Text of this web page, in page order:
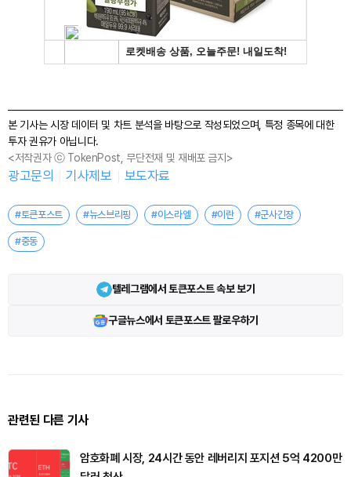
본 기사는 시장 데이터 및 차트 분석을 바탕으로 작성되었으며, 특정 종목에 대한
투자 권유가 아닙니다.
<저작권자 ⓒ TokenPost, 무단전재 및 재배포 금지>
광고문의 기사제보 보도자료
#토큰포스트 #뉴스브리핑 #이스라엘 #이란 #군사긴장
#중동
텔레그램에서 토큰포스트 속보 보기
구글뉴스에서 토큰포스트 팔로우하기
관련된 다른 기사
암호화폐 시장, 24시간 동안 레버리지 포지션 5억 4200만